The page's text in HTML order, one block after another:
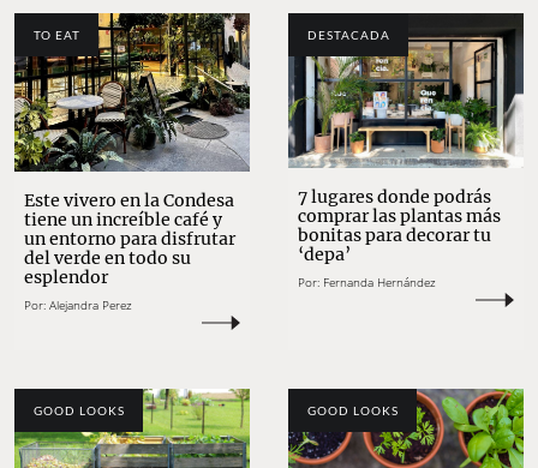
TO EAT
Este vivero en la Condesa
tiene un increíble café y
un entorno para disfrutar
del verde en todo su
esplendor
Por: Alejandra Perez
DESTACADA
7 lugares donde podrás
comprar las plantas más
bonitas para decorar tu
‘depa’
Por: Fernanda Hernández
GOOD LOOKS GOOD LOOKS